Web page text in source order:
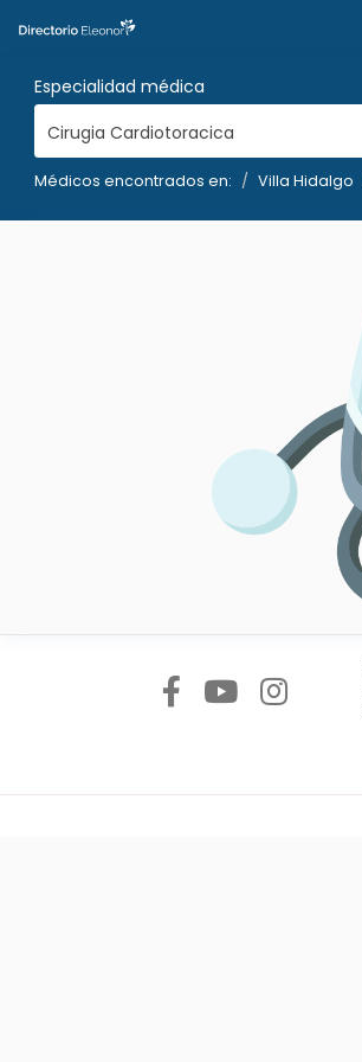
Especialidad médica
Cirugia Cardiotoracica
Médicos encontrados en: Villa Hidalgo